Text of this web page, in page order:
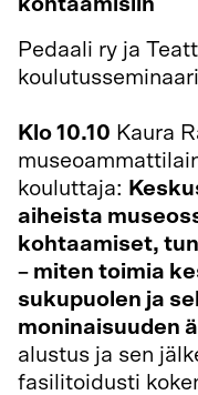
kohtaamisiin
Pedaali ry ja
Klo 10.10 Kaura
kouluttaja:
aiheista
kohtaamiset,
– miten toimia
sukupuolen ja
moninaisuuden
alustus ja sen
fasilitoidusti